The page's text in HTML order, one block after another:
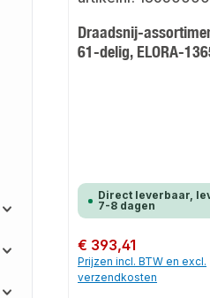
Draadsnij-
61-delig, ELORA-
Direct leverbaar,
7-8 dagen
Normale prijs:
€ 393,41
Prijzen incl. BTW en excl.
verzendkosten